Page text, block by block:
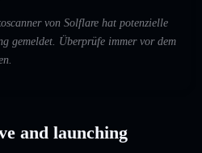
von Solflare hat potenzielle
gemeldet. Überprüfe immer vor dem
and launching